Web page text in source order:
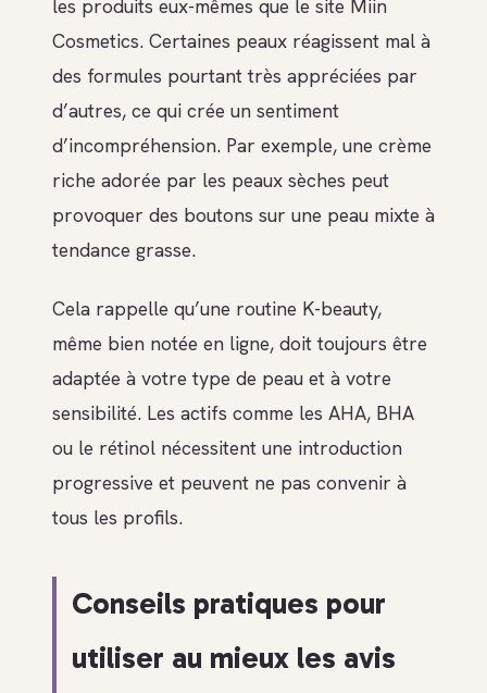
les produits eux-mêmes que le site Miin
Cosmetics. Certaines peaux réagissent mal à
des formules pourtant très appréciées par
d’autres, ce qui crée un sentiment
d’incompréhension. Par exemple, une crème
riche adorée par les peaux sèches peut
provoquer des boutons sur une peau mixte à
tendance grasse.
Cela rappelle qu’une routine K-beauty,
même bien notée en ligne, doit toujours être
adaptée à votre type de peau et à votre
sensibilité. Les actifs comme les AHA, BHA
ou le rétinol nécessitent une introduction
progressive et peuvent ne pas convenir à
tous les profils.
Conseils pratiques pour
utiliser au mieux les avis